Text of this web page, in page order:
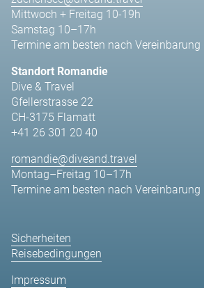
Mittwoch + Freitag 10-19h
Samstag 10–17h
Termine am besten nach Vereinbarung
Standort Romandie
Dive & Travel
Gfellerstrasse 22
CH-3175 Flamatt
+41 26 301 20 40
romandie@diveand.travel
Montag–Freitag 10–17h
Termine am besten nach Vereinbarung
Sicherheiten
Reisebedingungen
Impressum